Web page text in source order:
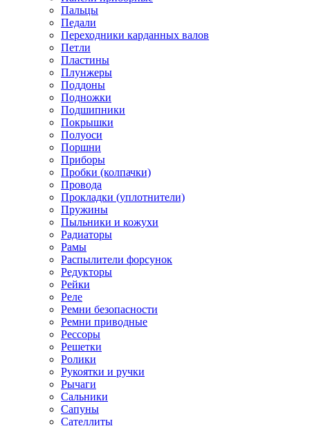
Пальцы
Педали
Переходники карданных валов
Петли
Пластины
Плунжеры
Поддоны
Подножки
Подшипники
Покрышки
Полуоси
Поршни
Приборы
Пробки (колпачки)
Провода
Прокладки (уплотнители)
Пружины
Пыльники и кожухи
Радиаторы
Рамы
Распылители форсунок
Редукторы
Рейки
Реле
Ремни безопасности
Ремни приводные
Рессоры
Решетки
Ролики
Рукоятки и ручки
Рычаги
Сальники
Сапуны
Сателлиты